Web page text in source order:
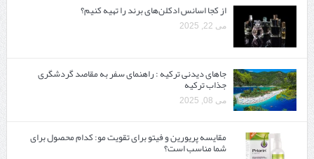
از کجا اسانس ادکلن‌های برند را تهیه کنیم؟
می 22, 2025
جاهای دیدنی ترکیه : راهنمای سفر به مقاصد گردشگری
جذاب ترکیه
می 08, 2025
مقایسه پریورین و فیتو برای تقویت مو: کدام محصول برای
شما مناسب است؟